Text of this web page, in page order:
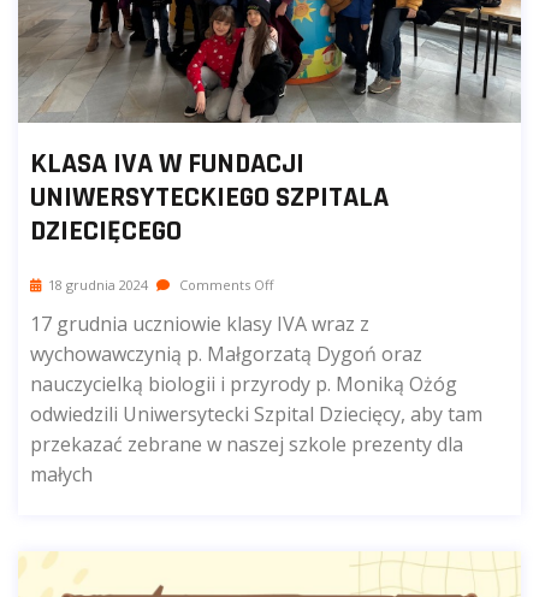
KLASA IVA W FUNDACJI
UNIWERSYTECKIEGO SZPITALA
DZIECIĘCEGO
18 grudnia 2024 Comments Off
17 grudnia uczniowie klasy IVA wraz z
wychowawczynią p. Małgorzatą Dygoń oraz
nauczycielką biologii i przyrody p. Moniką Ożóg
odwiedzili Uniwersytecki Szpital Dziecięcy, aby tam
przekazać zebrane w naszej szkole prezenty dla
małych